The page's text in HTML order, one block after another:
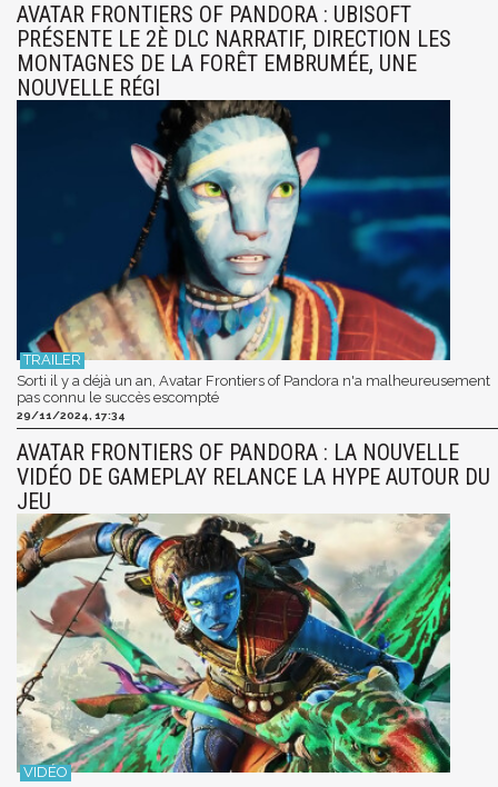
AVATAR FRONTIERS OF PANDORA : UBISOFT
PRÉSENTE LE 2È DLC NARRATIF, DIRECTION LES
MONTAGNES DE LA FORÊT EMBRUMÉE, UNE
NOUVELLE RÉGI
Sorti il y a déjà un an, Avatar Frontiers of Pandora n'a malheureusement
pas connu le succès escompté
29/11/2024, 17:34
AVATAR FRONTIERS OF PANDORA : LA NOUVELLE
VIDÉO DE GAMEPLAY RELANCE LA HYPE AUTOUR DU
JEU